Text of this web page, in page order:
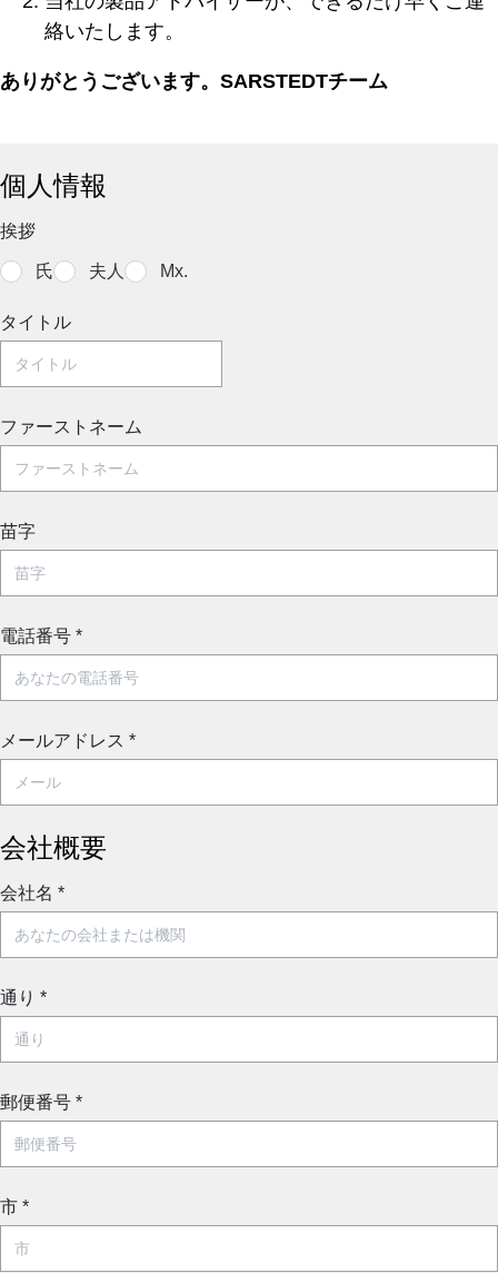
絡いたします。
ありがとうございます。SARSTEDTチーム
個人情報
挨拶
氏 夫人 Mx.
タイトル
ファーストネーム
苗字
電話番号 *
メールアドレス *
会社概要
会社名 *
通り *
郵便番号 *
市 *